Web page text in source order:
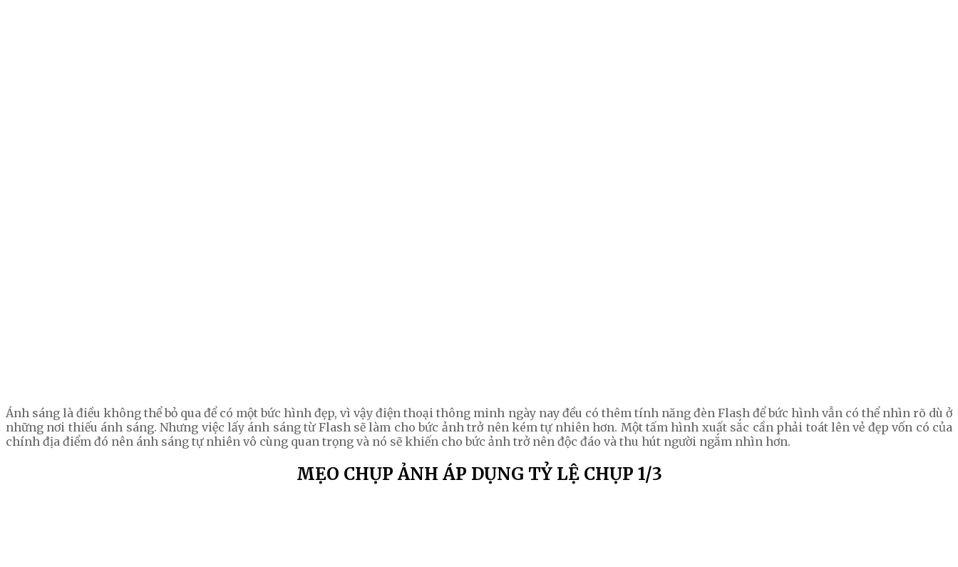
Ánh sáng là điều không thể bỏ qua để có một bức hình đẹp, vì vậy điện thoại thông minh ngày nay đều có thêm tính năng đèn Flash để bức hình vẫn có thể nhìn rõ dù ở
những nơi thiếu ánh sáng. Nhưng việc lấy ánh sáng từ Flash sẽ làm cho bức ảnh trở nên kém tự nhiên hơn. Một tấm hình xuất sắc cần phải toát lên vẻ đẹp vốn có của
chính địa điểm đó nên ánh sáng tự nhiên vô cùng quan trọng và nó sẽ khiến cho bức ảnh trở nên độc đáo và thu hút người ngắm nhìn hơn.
MẸO CHỤP ẢNH ÁP DỤNG TỶ LỆ CHỤP 1/3